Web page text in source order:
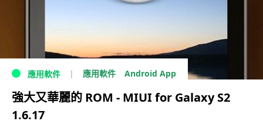
應用軟件 應用軟件 Android App
強大又華麗的 ROM - MIUI for Galaxy S2
1.6.17